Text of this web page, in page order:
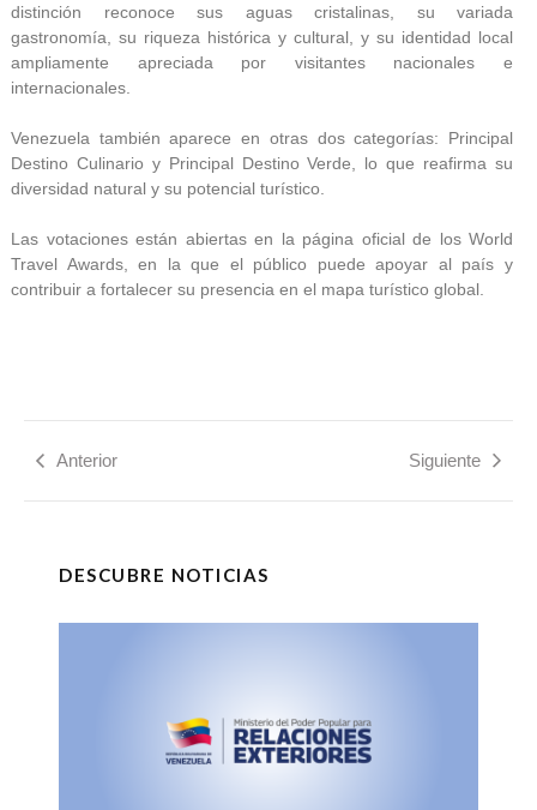
distinción reconoce sus aguas cristalinas, su variada
gastronomía, su riqueza histórica y cultural, y su identidad local
ampliamente apreciada por visitantes nacionales e
internacionales.
Venezuela también aparece en otras dos categorías: Principal
Destino Culinario y Principal Destino Verde, lo que reafirma su
diversidad natural y su potencial turístico.
Las votaciones están abiertas en la página oficial de los World
Travel Awards, en la que el público puede apoyar al país y
contribuir a fortalecer su presencia en el mapa turístico global.
Anterior Siguiente
DESCUBRE NOTICIAS